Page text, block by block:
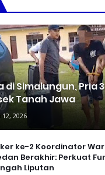
di Simalungun, Pria
Tanah Jawa
12, 2026
ke-2 Koordinator
Berakhir: Perkuat
Liputan